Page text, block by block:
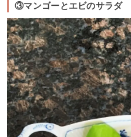
③マンゴーとエビのサラダ